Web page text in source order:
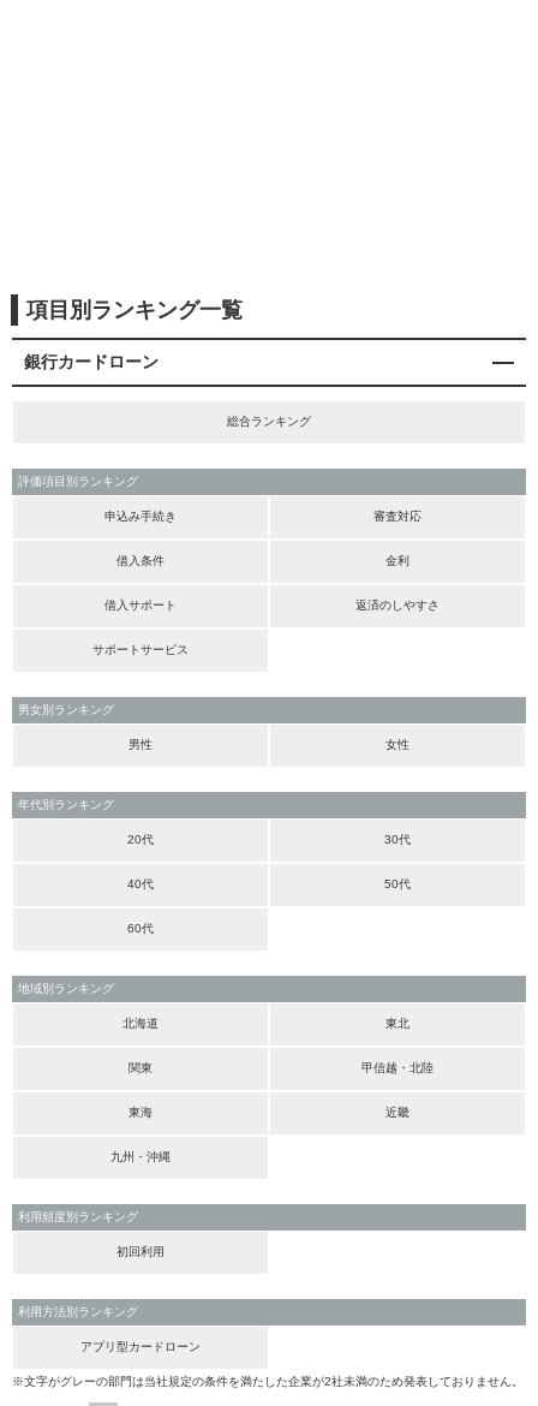
項目別ランキング一覧
銀行カードローン
総合ランキング
評価項目別ランキング
申込み手続き 審査対応
借入条件 金利
借入サポート 返済のしやすさ
サポートサービス
男女別ランキング
男性 女性
年代別ランキング
20代 30代
40代 50代
60代
地域別ランキング
北海道 東北
関東 甲信越・北陸
東海 近畿
九州・沖縄
利用頻度別ランキング
初回利用
利用方法別ランキング
アプリ型カードローン
※文字がグレーの部門は当社規定の条件を満たした企業が2社未満のため発表しておりません。